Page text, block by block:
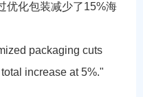
优化包装减少了15%海
packaging cuts
increase at 5%."